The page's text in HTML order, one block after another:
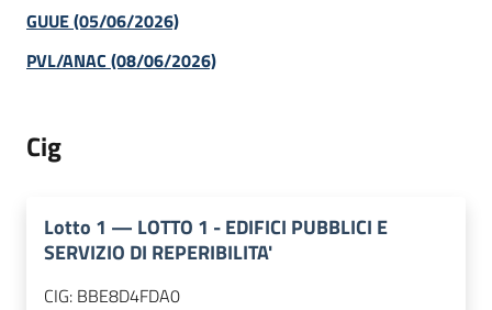
GUUE (05/06/2026)
PVL/ANAC (08/06/2026)
Cig
Lotto 1 — LOTTO 1 - EDIFICI PUBBLICI E
SERVIZIO DI REPERIBILITA'
CIG: BBE8D4FDA0